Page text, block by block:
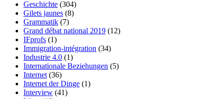
Geschichte (304)
Gilets jaunes (8)
Grammatik (7)
Grand débat national 2019 (12)
IFprofs (1)
Immigration-intégration (34)
Industrie 4.0 (1)
Internationale Beziehungen (5)
Internet (36)
Internet der Dinge (1)
Interview (41)